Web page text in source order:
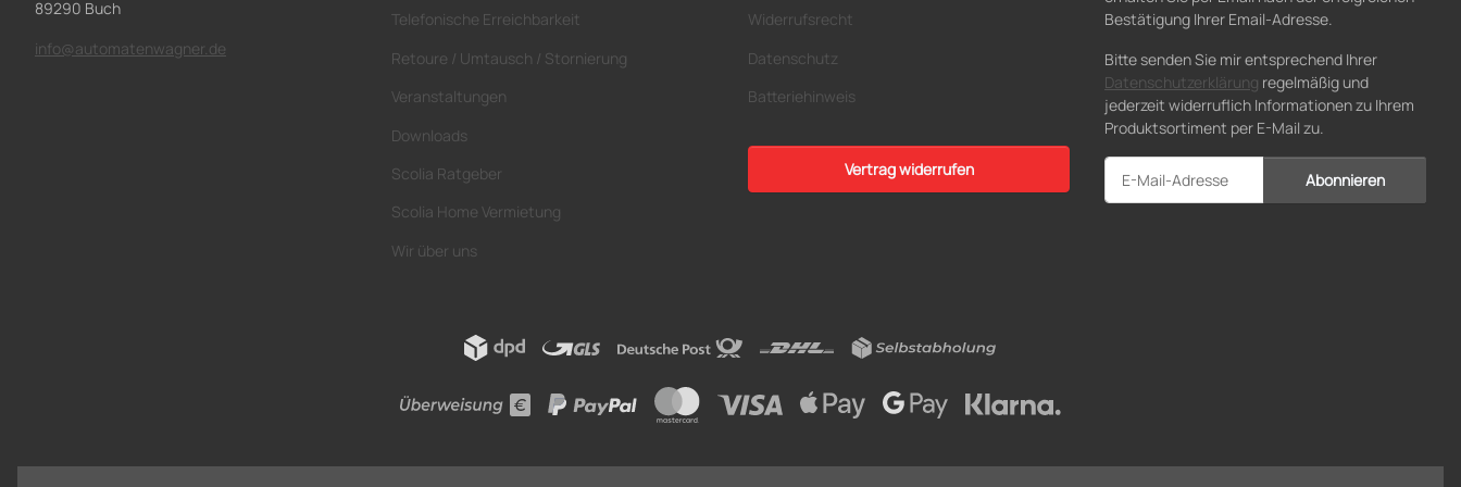
89290 Buch
info@automatenwagner.de
Telefonische Erreichbarkeit
Retoure / Umtausch / Stornierung
Veranstaltungen
Downloads
Scolia Ratgeber
Scolia Home Vermietung
Wir über uns
Widerrufsrecht
Datenschutz
Batteriehinweis
Vertrag widerrufen
Bestätigung Ihrer Email-Adresse.
Bitte senden Sie mir entsprechend Ihrer
Datenschutzerklärung regelmäßig und
jederzeit widerruflich Informationen zu Ihrem
Produktsortiment per E-Mail zu.
Abonnieren